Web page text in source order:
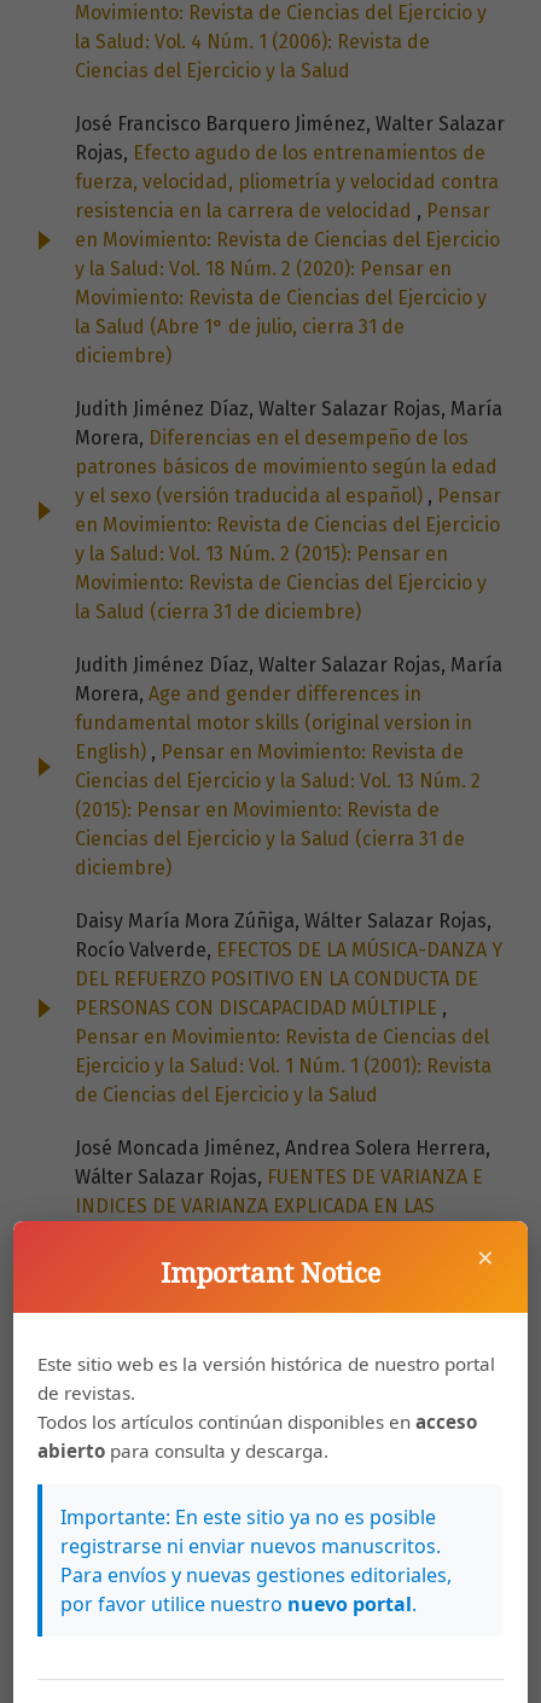
Movimiento: Revista de Ciencias del Ejercicio y
la Salud: Vol. 4 Núm. 1 (2006): Revista de
Ciencias del Ejercicio y la Salud
José Francisco Barquero Jiménez, Walter Salazar
Rojas, Efecto agudo de los entrenamientos de
fuerza, velocidad, pliometría y velocidad contra
resistencia en la carrera de velocidad , Pensar
en Movimiento: Revista de Ciencias del Ejercicio
y la Salud: Vol. 18 Núm. 2 (2020): Pensar en
Movimiento: Revista de Ciencias del Ejercicio y
la Salud (Abre 1° de julio, cierra 31 de
diciembre)
Judith Jiménez Díaz, Walter Salazar Rojas, María
Morera, Diferencias en el desempeño de los
patrones básicos de movimiento según la edad
y el sexo (versión traducida al español) , Pensar
en Movimiento: Revista de Ciencias del Ejercicio
y la Salud: Vol. 13 Núm. 2 (2015): Pensar en
Movimiento: Revista de Ciencias del Ejercicio y
la Salud (cierra 31 de diciembre)
Judith Jiménez Díaz, Walter Salazar Rojas, María
Morera, Age and gender differences in
fundamental motor skills (original version in
English) , Pensar en Movimiento: Revista de
Ciencias del Ejercicio y la Salud: Vol. 13 Núm. 2
(2015): Pensar en Movimiento: Revista de
Ciencias del Ejercicio y la Salud (cierra 31 de
diciembre)
Daisy María Mora Zúñiga, Wálter Salazar Rojas,
Rocío Valverde, EFECTOS DE LA MÚSICA-DANZA Y
DEL REFUERZO POSITIVO EN LA CONDUCTA DE
PERSONAS CON DISCAPACIDAD MÚLTIPLE ,
Pensar en Movimiento: Revista de Ciencias del
Ejercicio y la Salud: Vol. 1 Núm. 1 (2001): Revista
de Ciencias del Ejercicio y la Salud
José Moncada Jiménez, Andrea Solera Herrera,
Wálter Salazar Rojas, FUENTES DE VARIANZA E
INDICES DE VARIANZA EXPLICADA EN LAS
en Movimiento: Revista de Ciencias del Ejercicio
y la Salud: Vol. 2 Núm. 2 (2002): Revista de
Pedro Carazo Vargas, Carlos Ballestero Umaña,
Wálter Salazar Rojas,
COGNITIVO Y FÍSICO EN ADULTAS MAYORES QUE
PARTICIPAN EN UN PROGRAMA DE TAEKWONDO
Ejercicio y la Salud: Vol. 2 Núm. 1 (2002): Revista
de Ciencias del Ejercicio y la Salud
Gerardo Araya Vargas, Wálter Salazar Rojas,
×
Important Notice
Este sitio web es la versión histórica de nuestro portal
de revistas.
Todos los artículos continúan disponibles enacceso
abierto para consulta y descarga.
Importante: En este sitio ya no es posible
registrarse ni enviar nuevos manuscritos.
Para envíos y nuevas gestiones editoriales,
por favor utilice nuestro nuevo portal.